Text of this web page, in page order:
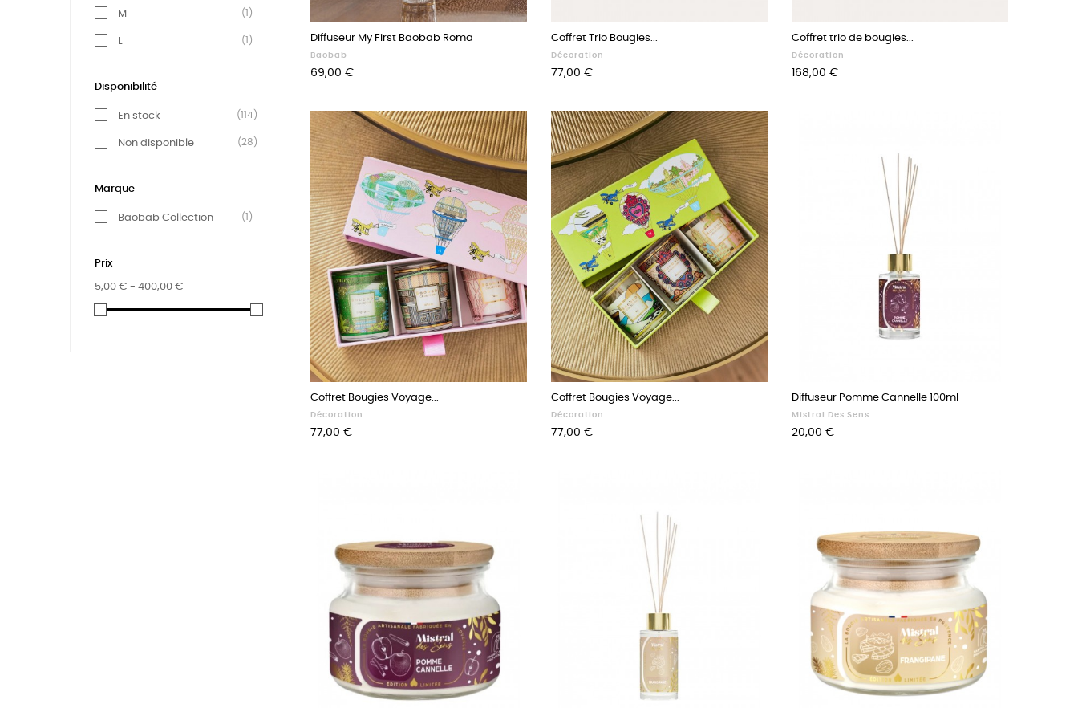
M (1)
L (1)
Disponibilité
En stock (114)
Non disponible (28)
Marque
Baobab Collection (1)
Prix
5,00 € - 400,00 €
Diffuseur My First Baobab Roma
Baobab
Prix
69,00 €
Coffret Trio Bougies...
Décoration
Prix
77,00 €
Coffret trio de bougies...
Décoration
Prix
168,00 €
Coffret Bougies Voyage...
Décoration
Prix
77,00 €
Coffret Bougies Voyage...
Décoration
Prix
77,00 €
Diffuseur Pomme Cannelle 100ml
Mistral Des Sens
Prix
20,00 €